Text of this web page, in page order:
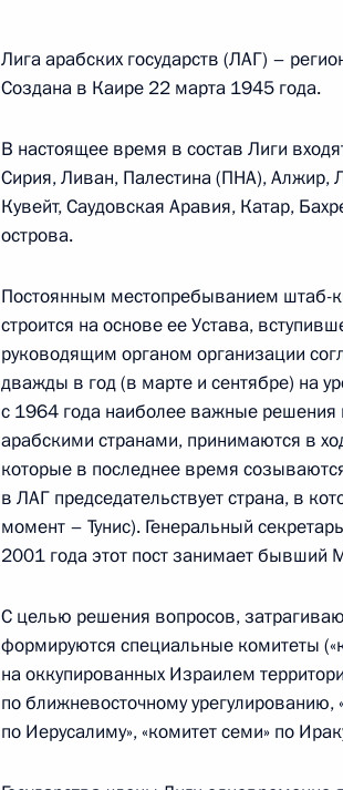
Встреча с руководством
Министерства обороны
Лига арабских государств (ЛАГ) –
Создана в Каире 22 марта 1945 года.
В настоящее время в состав Лиги
Сирия, Ливан, Палестина (ПНА), Алжир,
Кувейт, Саудовская Аравия, Катар,
острова.
Постоянным местопребыванием штаб-
строится на основе ее Устава,
руководящим органом организации
дважды в год (в марте и сентябре) на
с 1964 года наиболее важные
арабскими странами, принимаются в
которые в последнее время
в ЛАГ председательствует страна, в
момент – Тунис). Генеральный
2001 года этот пост занимает бывший
С целью решения вопросов,
формируются специальные комитеты
на оккупированных Израилем
по ближневосточному урегулированию,
по Иерусалиму», «комитет семи» по